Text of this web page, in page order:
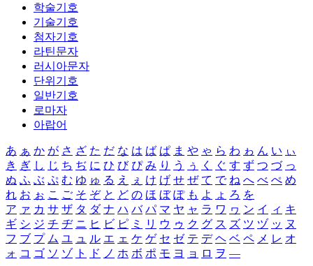
학술기호
기술기호
첨자기호
라틴문자
러시아문자
단위기호
일반기호
로마자
아랍어
あ ぁ か が さ ざ た だ な は ば ぱ ま や ゃ ら わ ゎ ん い ぃ
き ぎ し じ ち ぢ に ひ び ぴ み り う ぅ く ぐ す ず つ づ っ
ぬ ふ ぶ ぷ む ゆ ゅ る え ぇ け げ せ ぜ て で ね へ べ ぺ め
れ お ぉ こ ご そ ぞ と ど の ほ ぼ ぽ も よ ょ ろ を
ア ァ カ サ ザ タ ダ ナ ハ バ パ マ ヤ ャ ラ ワ ヮ ン イ ィ キ
ギ シ ジ チ ヂ ニ ヒ ビ ピ ミ リ ウ ゥ ク グ ス ズ ツ ヅ ッ ヌ
フ ブ プ ム ユ ュ ル エ ェ ケ ゲ セ ゼ テ デ ヘ ベ ペ メ レ オ
ォ コ ゴ ソ ゾ ト ド ノ ホ ボ ポ モ ヨ ョ ロ ヲ ―